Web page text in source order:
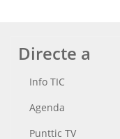
Directe a
Info TIC
Agenda
Punttic TV